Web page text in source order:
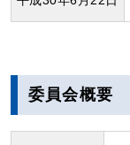
委員会概要